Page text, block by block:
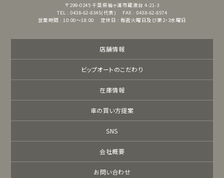
〒299-0245 千葉県袖ヶ浦市蔵波台 4-21-3
TEL : 0438-62-8345(代表)
FAX : 0438-62-8574
営業時間 : 10:00～18:00
定休日 : 毎週火曜日及び第2・3水曜日
店舗情報
ビップオートのこだわり
在庫情報
車の買い方提案
SNS
会社概要
お問い合わせ